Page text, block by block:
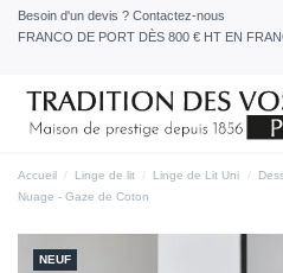
Besoin d'un devis ? Contactez-nous
FRANCO DE PORT DÈS 800 € HT EN
Accueil Linge de lit Linge de Lit Uni
Nuage - Gaze de Coton
NEUF